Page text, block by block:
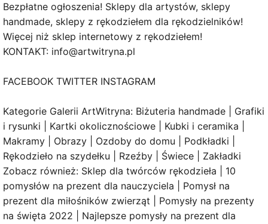
Bezpłatne ogłoszenia! Sklepy dla artystów, sklepy
handmade, sklepy z rękodziełem dla rękodzielników!
Więcej niż sklep internetowy z rękodziełem!
KONTAKT: info@artwitryna.pl
FACEBOOK TWITTER INSTAGRAM
Kategorie Galerii ArtWitryna: Biżuteria handmade | Grafiki
i rysunki | Kartki okolicznościowe | Kubki i ceramika |
Makramy | Obrazy | Ozdoby do domu | Podkładki |
Rękodzieło na szydełku | Rzeźby | Świece | Zakładki
Zobacz również: Sklep dla twórców rękodzieła | 10
pomysłów na prezent dla nauczyciela | Pomysł na
prezent dla miłośników zwierząt | Pomysły na prezenty
na święta 2022 | Najlepsze pomysły na prezent dla